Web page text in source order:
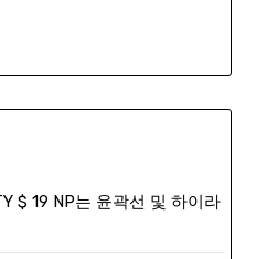
$ 19 NP는 윤곽선 및 하이라